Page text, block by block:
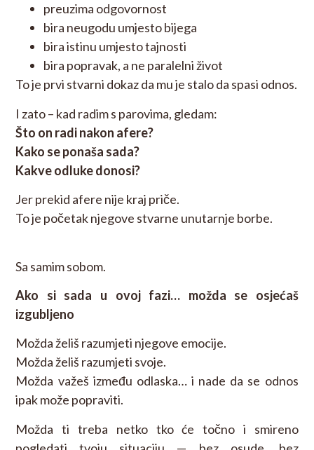
preuzima odgovornost
bira neugodu umjesto bijega
bira istinu umjesto tajnosti
bira popravak, a ne paralelni život
To je prvi stvarni dokaz da mu je stalo da spasi odnos.
I zato – kad radim s parovima, gledam:
Što on radi nakon afere?
Kako se ponaša sada?
Kakve odluke donosi?
Jer prekid afere nije kraj priče.
To je početak njegove stvarne unutarnje borbe.
Sa samim sobom.
Ako si sada u ovoj fazi… možda se osjećaš
izgubljeno
Možda želiš razumjeti njegove emocije.
Možda želiš razumjeti svoje.
Možda važeš između odlaska… i nade da se odnos
ipak može popraviti.
Možda ti treba netko tko će točno i smireno